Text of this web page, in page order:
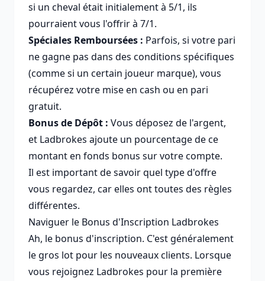
si un cheval était initialement à 5/1, ils
pourraient vous l'offrir à 7/1.
Spéciales Remboursées : Parfois, si votre pari
ne gagne pas dans des conditions spécifiques
(comme si un certain joueur marque), vous
récupérez votre mise en cash ou en pari
gratuit.
Bonus de Dépôt : Vous déposez de l'argent,
et Ladbrokes ajoute un pourcentage de ce
montant en fonds bonus sur votre compte.
Il est important de savoir quel type d'offre
vous regardez, car elles ont toutes des règles
différentes.
Naviguer le Bonus d'Inscription Ladbrokes
Ah, le bonus d'inscription. C'est généralement
le gros lot pour les nouveaux clients. Lorsque
vous rejoignez Ladbrokes pour la première